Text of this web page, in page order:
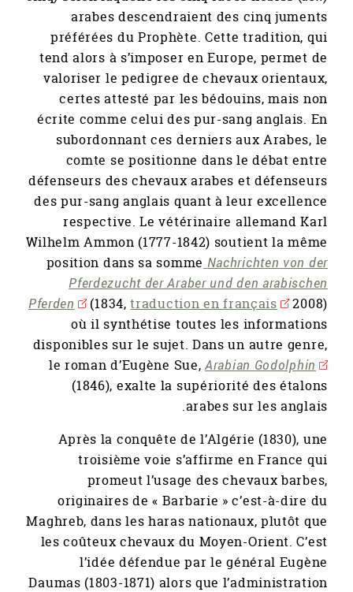
arabes descendraient des cinq juments
préférées du Prophète. Cette tradition, qui
tend alors à s’imposer en Europe, permet de
valoriser le pedigree de chevaux orientaux,
certes attesté par les bédouins, mais non
écrite comme celui des pur-sang anglais. En
subordonnant ces derniers aux Arabes, le
comte se positionne dans le débat entre
défenseurs des chevaux arabes et défenseurs
des pur-sang anglais quant à leur excellence
respective. Le vétérinaire allemand Karl
Wilhelm Ammon (1777-1842) soutient la même
position dans sa somme Nachrichten von der
Pferdezucht der Araber und den arabischen
Pferden
(1834,traduction en français
2008)
où il synthétise toutes les informations
disponibles sur le sujet. Dans un autre genre,
le roman d’Eugène Sue,Arabian Godolphin
(1846), exalte la supériorité des étalons
arabes sur les anglais.
Après la conquête de l’Algérie (1830), une
troisième voie s’affirme en France qui
promeut l’usage des chevaux barbes,
originaires de « Barbarie » c’est-à-dire du
Maghreb, dans les haras nationaux, plutôt que
les coûteux chevaux du Moyen-Orient. C’est
l’idée défendue par le général Eugène
Daumas (1803-1871) alors que l’administration